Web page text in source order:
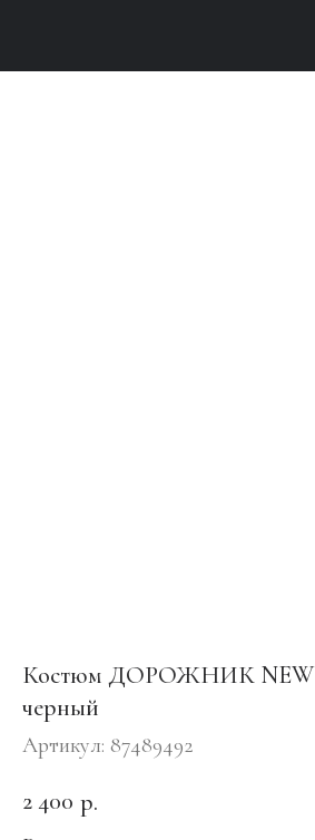
Костюм ДОРОЖНИК NEW
черный
Артикул: 87489492
2 400 р.